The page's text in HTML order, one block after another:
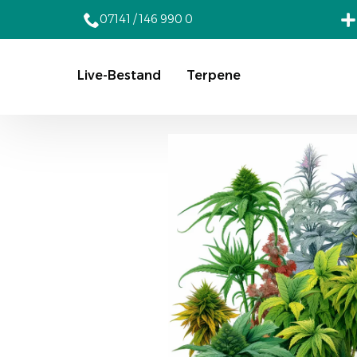
07141 / 146 990 0
Live-Bestand Terpene